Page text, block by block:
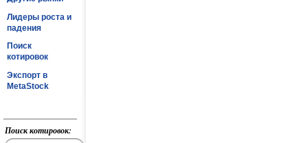
Лидеры роста и
падения
Поиск
котировок
Экспорт в
MetaStock
Поиск котировок: